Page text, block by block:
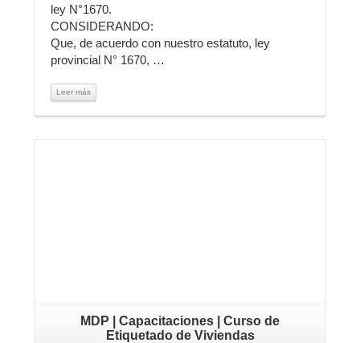
ley N°1670.
CONSIDERANDO:
Que, de acuerdo con nuestro estatuto, ley
provincial N° 1670, …
Leer más
MDP | Capacitaciones | Curso de
Etiquetado de Viviendas